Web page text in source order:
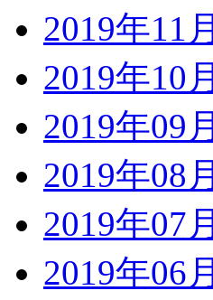
2019年11月
2019年10月
2019年09月
2019年08月
2019年07月
2019年06月